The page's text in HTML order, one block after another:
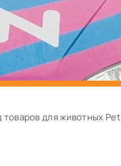
для животных Pet